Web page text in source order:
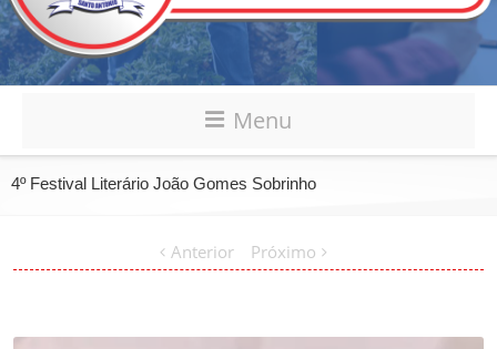
Menu
4º Festival Literário João Gomes Sobrinho
Anterior Próximo